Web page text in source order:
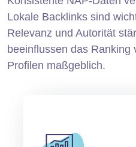
Lokale Backlinks sind
Relevanz und Autorität
beeinflussen das Ranking
Profilen maßgeblich.